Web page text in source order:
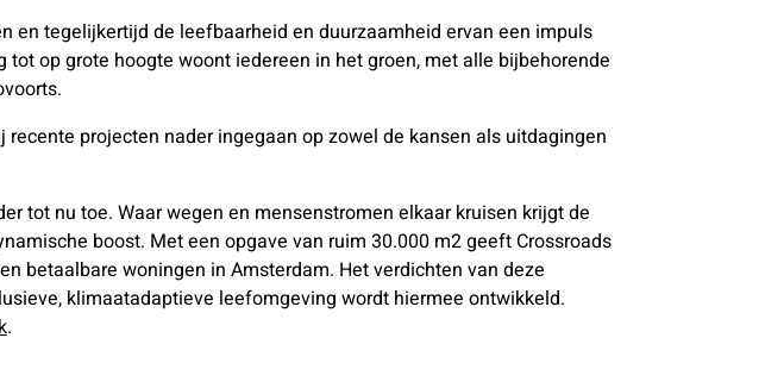
en tegelijkertijd de leefbaarheid en duurzaamheid ervan een impuls
op grote hoogte woont iedereen in het groen, met alle bijbehorende
projecten nader ingegaan op zowel de kansen als uitdagingen
tot nu toe. Waar wegen en mensenstromen elkaar kruisen krijgt de
boost. Met een opgave van ruim 30.000 m2 geeft Crossroads
betaalbare woningen in Amsterdam. Het verdichten van deze
klimaatadaptieve leefomgeving wordt hiermee ontwikkeld.
.